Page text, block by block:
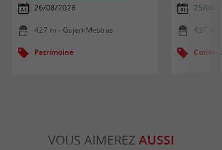
26/08/2026
427 m - Gujan-Mestras
Patrimoine
25/08/
437 m -
VOUS AIMEREZ AUSSI